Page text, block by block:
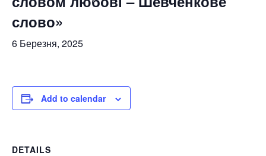
слово»
6 Березня, 2025
Add to calendar
DETAILS